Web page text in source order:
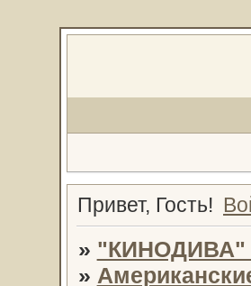
Привет, Гость!
» "КИНОДИВА"
»